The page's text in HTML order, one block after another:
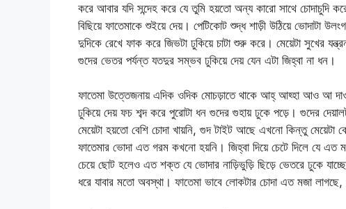
করে আবার যদি সন্দেহ করে যে তুমি হয়তো অন্য কারো সাথে
বিছিয়ে ফাতেমাকে শুইয়ে দেয়। পেটিকোট শুদ্ধ শাড়ী উঠিয়ে
দুদিকে রেখে ফাক করে জিভটা ঢুকিয়ে চাটা শুরু করে। মেয়েটা সুখের
গুদের ভেতর পর্যন্ত যতদুর সম্ভব ঢুকিয়ে দেয় যেন এটা জিহ্বা না ধন।
ফাতেমা উত্তেজনায় এদিক ওদিক মোচড়াতে থাকে আহ্ আহ্হা আও আ দাও
ঢুকিয়ে দেয় ফচ শব্দ করে পুরোটা ধন গুদের গুহায় ঢুকে পড়ে। গুদের
মেয়েটা হয়তো বেশি চোদা খায়নি, গুদ টাইট আছে এখনো কিন্তু মেয়েটা
ফাতেমার ভোদা এত গরম কখনো হয়নি। জিহ্বা দিয়ে চেটে দিলে যে এত
চেয়ে ছোট হলেও এত শক্ত যে ভোদার নাড়িভুড়ি ছিড়ে ভেতরে ঢুকে
ধরে যাবার মতো অবস্থা। ফাতেমা ভাবে লোকটার চোদা এত মজা